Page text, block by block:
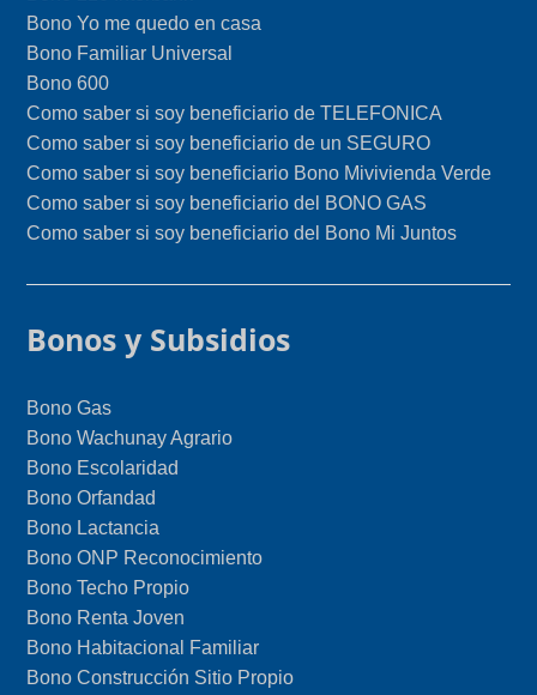
Bono Yo me quedo en casa
Bono Familiar Universal
Bono 600
Como saber si soy beneficiario de TELEFONICA
Como saber si soy beneficiario de un SEGURO
Como saber si soy beneficiario Bono Mivivienda Verde
Como saber si soy beneficiario del BONO GAS
Como saber si soy beneficiario del Bono Mi Juntos
Bonos y Subsidios
Bono Gas
Bono Wachunay Agrario
Bono Escolaridad
Bono Orfandad
Bono Lactancia
Bono ONP Reconocimiento
Bono Techo Propio
Bono Renta Joven
Bono Habitacional Familiar
Bono Construcción Sitio Propio